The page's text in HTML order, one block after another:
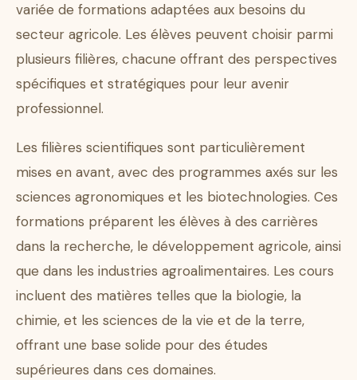
variée de formations adaptées aux besoins du
secteur agricole. Les élèves peuvent choisir parmi
plusieurs filières, chacune offrant des perspectives
spécifiques et stratégiques pour leur avenir
professionnel.
Les filières scientifiques sont particulièrement
mises en avant, avec des programmes axés sur les
sciences agronomiques et les biotechnologies. Ces
formations préparent les élèves à des carrières
dans la recherche, le développement agricole, ainsi
que dans les industries agroalimentaires. Les cours
incluent des matières telles que la biologie, la
chimie, et les sciences de la vie et de la terre,
offrant une base solide pour des études
supérieures dans ces domaines.